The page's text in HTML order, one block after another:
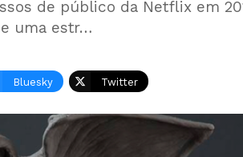
de público da Netflix em
uma estr…
Bluesky Twitter